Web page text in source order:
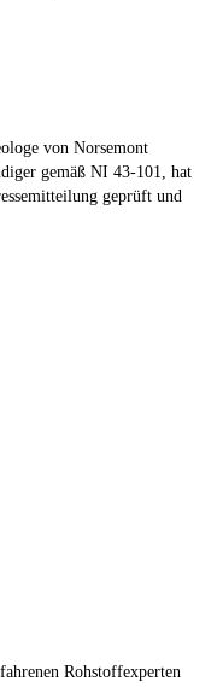
von Norsemont
gemäß NI 43-101, hat
geprüft und
Rohstoffexperten